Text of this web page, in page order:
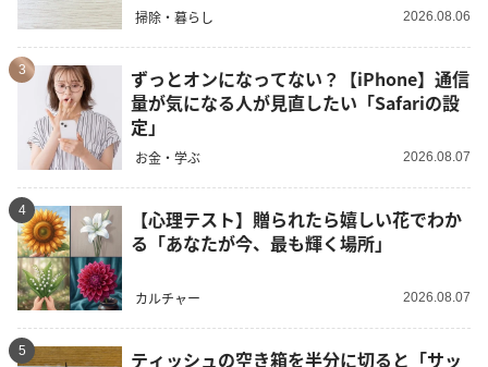
掃除・暮らし 2026.08.06
3
ずっとオンになってない？【iPhone】通信
量が気になる人が見直したい「Safariの設
定」
お金・学ぶ 2026.08.07
4
【心理テスト】贈られたら嬉しい花でわか
る「あなたが今、最も輝く場所」
カルチャー 2026.08.07
5
ティッシュの空き箱を半分に切ると「サッ